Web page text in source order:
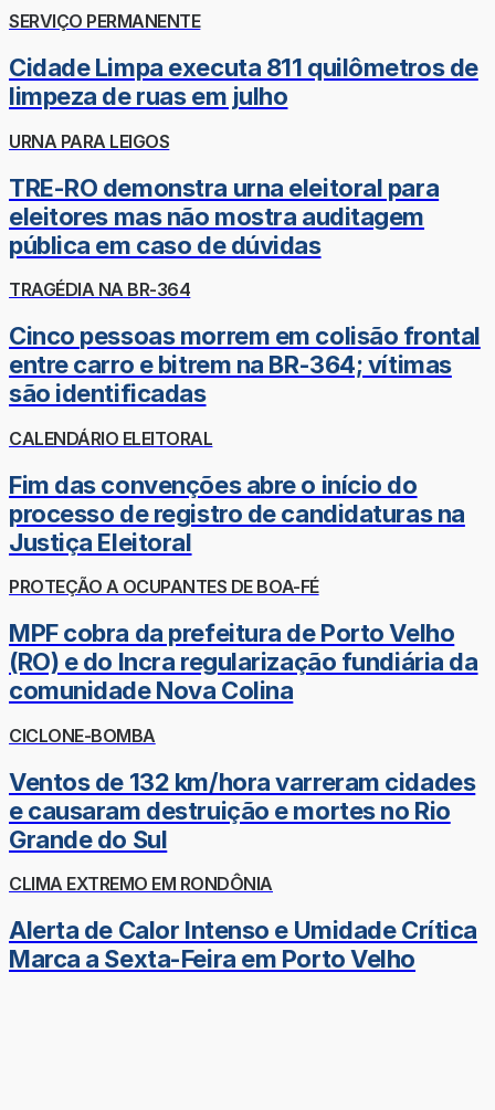
SERVIÇO PERMANENTE
Cidade Limpa executa 811 quilômetros de
limpeza de ruas em julho
URNA PARA LEIGOS
TRE-RO demonstra urna eleitoral para
eleitores mas não mostra auditagem
pública em caso de dúvidas
TRAGÉDIA NA BR-364
Cinco pessoas morrem em colisão frontal
entre carro e bitrem na BR-364; vítimas
são identificadas
CALENDÁRIO ELEITORAL
Fim das convenções abre o início do
processo de registro de candidaturas na
Justiça Eleitoral
PROTEÇÃO A OCUPANTES DE BOA-FÉ
MPF cobra da prefeitura de Porto Velho
(RO) e do Incra regularização fundiária da
comunidade Nova Colina
CICLONE-BOMBA
Ventos de 132 km/hora varreram cidades
e causaram destruição e mortes no Rio
Grande do Sul
CLIMA EXTREMO EM RONDÔNIA
Alerta de Calor Intenso e Umidade Crítica
Marca a Sexta-Feira em Porto Velho